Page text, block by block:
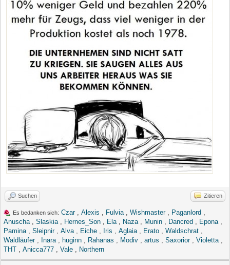
Suchen Zitieren
Es bedanken sich: Czar, Alexis , Fulvia, Wishmaster, Paganlord ,
Anuscha, Slaskia, Hernes_Son , Ela, Naza, Munin , Dancred , Epona,
Pamina, Sleipnir, Alva, Eiche , Iris , Aglaia, Erato , Waldschrat ,
Waldläufer, Inara, huginn , Rahanas , Modiv , artus , Saxorior, Violetta,
THT , Anicca777 , Vale , Northern